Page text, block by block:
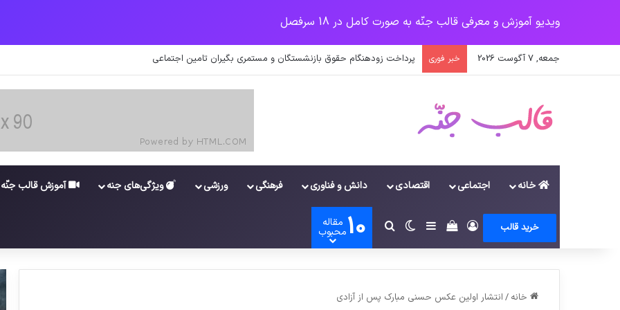
ویدیو آموزش و معرفی قالب جنّه به صورت کامل در 18 سرفصل
جمعه, 7 آگوست 2026 خبر فوری پرداخت حقوق کارکنان دستگاه‌ها در سال ۱۴۰۰ منوط به ثبت اطلاعات کارکنان در سامانه شد
خانه اجتماعی اقتصادی دانش و فناوری فرهنگی ورزشی ویژگی‌های جنه آموزش قالب جنّه
خرید قالب وروددیدن سبد خرید
سایدبارتغییر پوسته
جستجو برای
10 مقاله
محبوب
خانه / انتشار اولین عکس حسنی مبارک پس از آزادی